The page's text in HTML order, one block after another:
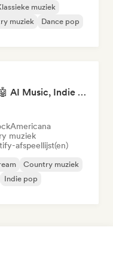
muziek
muziek
Dance pop
Pop Machine Mode 🤖 AI Music, Indie Pop & Dream Pop
Americana
muziek
afspeellijst(en)
Country muziek
Indie pop